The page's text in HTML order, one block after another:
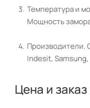
Температура и
Мощность
Производители.
Indesit,
Цена и